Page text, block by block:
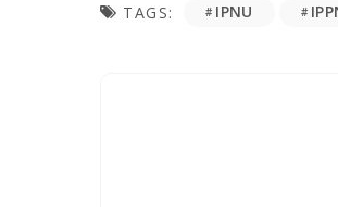
TAGS: IPNU